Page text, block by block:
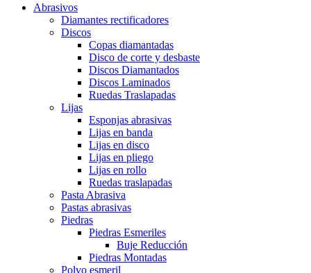
Abrasivos
Diamantes rectificadores
Discos
Copas diamantadas
Disco de corte y desbaste
Discos Diamantados
Discos Laminados
Ruedas Traslapadas
Lijas
Esponjas abrasivas
Lijas en banda
Lijas en disco
Lijas en pliego
Lijas en rollo
Ruedas traslapadas
Pasta Abrasiva
Pastas abrasivas
Piedras
Piedras Esmeriles
Buje Reducción
Piedras Montadas
Polvo esmeril